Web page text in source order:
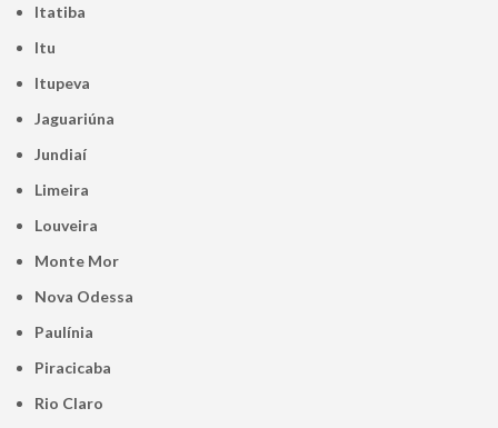
Itatiba
Itu
Itupeva
Jaguariúna
Jundiaí
Limeira
Louveira
Monte Mor
Nova Odessa
Paulínia
Piracicaba
Rio Claro